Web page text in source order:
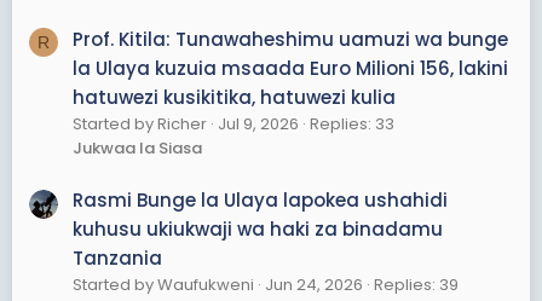
R
Prof. Kitila: Tunawaheshimu uamuzi wa bunge
la Ulaya kuzuia msaada Euro Milioni 156, lakini
hatuwezi kusikitika, hatuwezi kulia
Started by Richer Jul 9, 2026 Replies: 33
Jukwaa la Siasa
Rasmi Bunge la Ulaya lapokea ushahidi
kuhusu ukiukwaji wa haki za binadamu
Tanzania
Started by Waufukweni Jun 24, 2026 Replies: 39